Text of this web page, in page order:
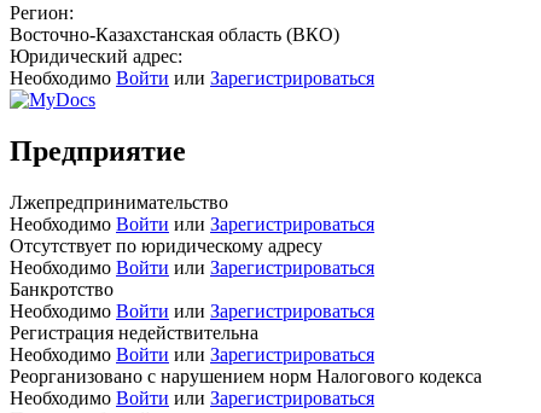
Регион:
Восточно-Казахстанская область (ВКО)
Юридический адрес:
Необходимо Войти или Зарегистрироваться
Предприятие
Лжепредпринимательство
Необходимо Войти или Зарегистрироваться
Отсутствует по юридическому адресу
Необходимо Войти или Зарегистрироваться
Банкротство
Необходимо Войти или Зарегистрироваться
Регистрация недействительна
Необходимо Войти или Зарегистрироваться
Реорганизовано с нарушением норм Налогового кодекса
Необходимо Войти или Зарегистрироваться